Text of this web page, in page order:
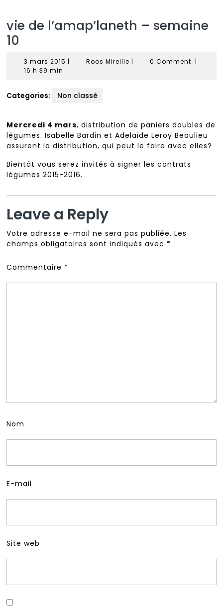
vie de l’amap’laneth – semaine
10
3 mars 2015 3| Roos Mireille Roos
| 0 Comment |
16 h 39 min
Categories: Non classé
Mercredi 4 mars, distribution de paniers doubles de
légumes. Isabelle Bardin et Adelaïde Leroy Beaulieu
assurent la distribution, qui peut le faire avec elles?
Bientôt vous serez invités à signer les contrats
légumes 2015-2016.
Leave a Reply
Votre adresse e-mail ne sera pas publiée. Les
champs obligatoires sont indiqués avec *
Commentaire *
Nom
E-mail
Site web